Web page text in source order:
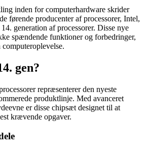
inden for computerhardware skrider
førende producenter af processorer, Intel,
generation af processorer. Disse nye
spændende funktioner og forbedringer,
gen?
repræsenterer den nyeste
produktlinje. Med avanceret
er disse chipsæt designet til at
krævende opgaver.